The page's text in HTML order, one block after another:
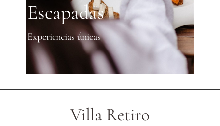
Escapadas
Experiencias únicas
Villa Retiro